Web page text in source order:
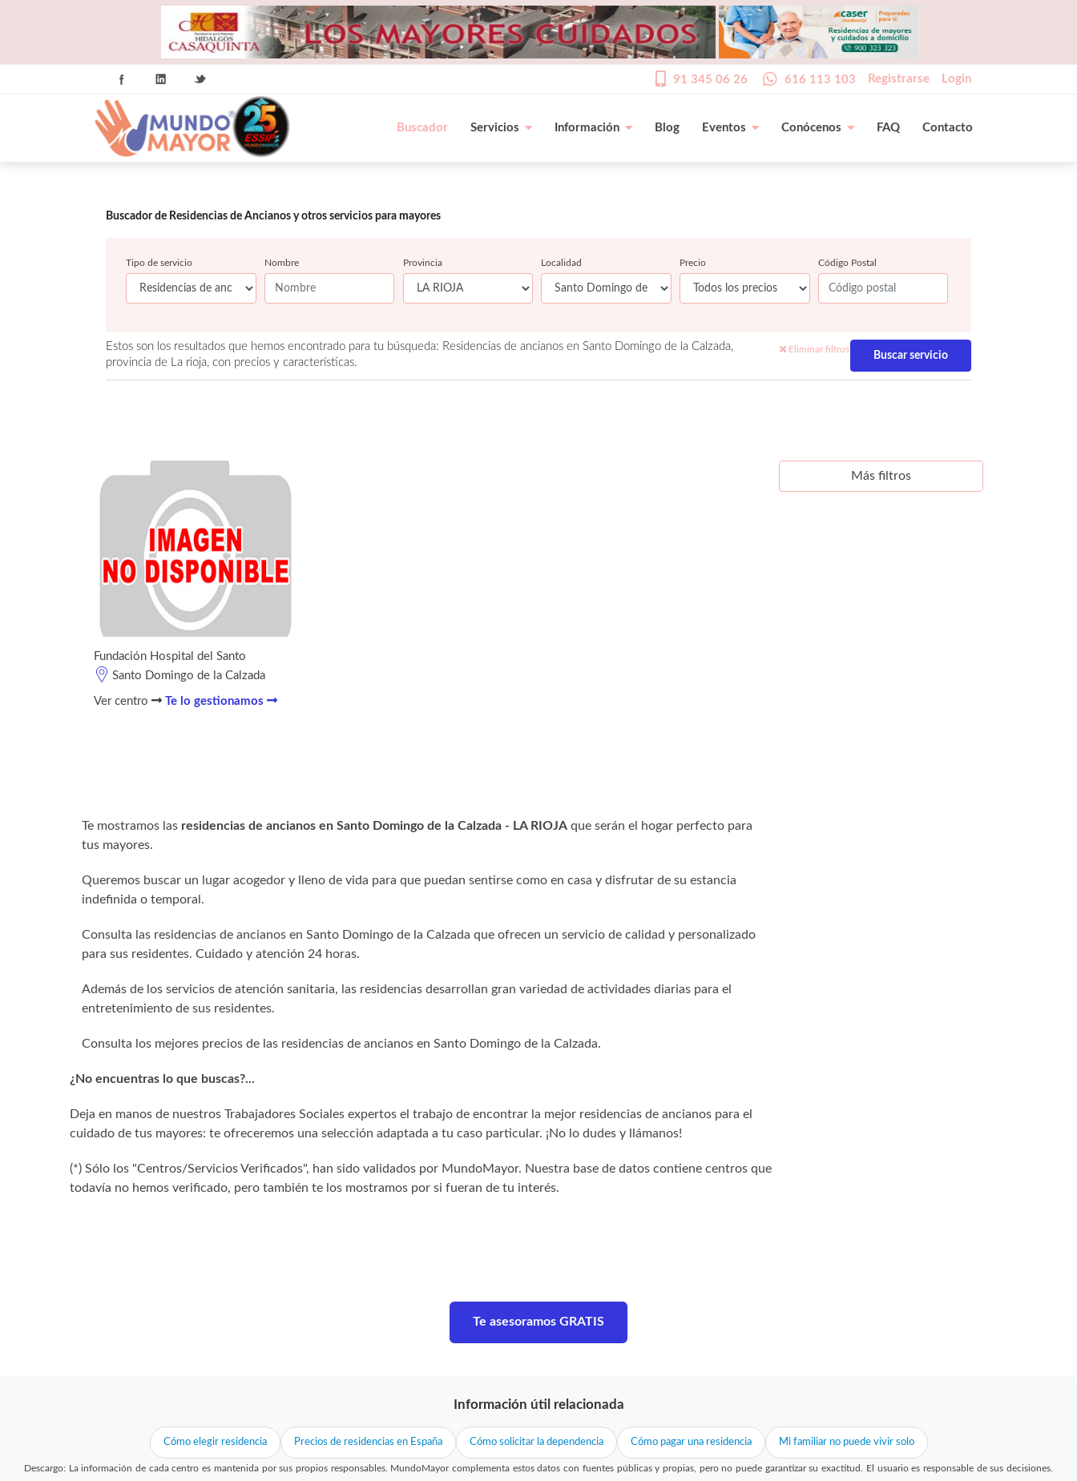
91 345 06 26 616 113 103 Registrarse Login
Buscador Servicios Información Blog Eventos Conócenos FAQ Contacto
Buscador de Residencias de Ancianos y otros servicios para mayores
Tipo de servicio Nombre Provincia Localidad Precio Código Postal
Estos son los resultados que hemos encontrado para tu búsqueda: Residencias de ancianos en Santo Domingo de la Calzada,
provincia de La rioja, con precios y características.
Eliminar filtros
Fundación Hospital del Santo
Santo Domingo de la Calzada
Ver centro Te lo gestionamos
Más filtros
Te mostramos las residencias de ancianos en Santo Domingo de la Calzada - LA RIOJA que serán el hogar perfecto para
tus mayores.
Queremos buscar un lugar acogedor y lleno de vida para que puedan sentirse como en casa y disfrutar de su estancia
indefinida o temporal.
Consulta las residencias de ancianos en Santo Domingo de la Calzada que ofrecen un servicio de calidad y personalizado
para sus residentes. Cuidado y atención 24 horas.
Además de los servicios de atención sanitaria, las residencias desarrollan gran variedad de actividades diarias para el
entretenimiento de sus residentes.
Consulta los mejores precios de las residencias de ancianos en Santo Domingo de la Calzada.
¿No encuentras lo que buscas?...
Deja en manos de nuestros Trabajadores Sociales expertos el trabajo de encontrar la mejor residencias de ancianos para el
cuidado de tus mayores: te ofreceremos una selección adaptada a tu caso particular. ¡No lo dudes y llámanos!
(*) Sólo los "Centros/Servicios Verificados", han sido validados por MundoMayor. Nuestra base de datos contiene centros que
todavía no hemos verificado, pero también te los mostramos por si fueran de tu interés.
Te asesoramos GRATIS
Información útil relacionada
Cómo elegir residencia Precios de residencias en España Cómo solicitar la dependencia Cómo pagar una residencia Mi familiar no puede vivir solo
Descargo: La información de cada centro es mantenida por sus propios responsables. MundoMayor complementa estos datos con fuentes públicas y propias, pero no puede garantizar su exactitud. El usuario es responsable de sus decisiones.